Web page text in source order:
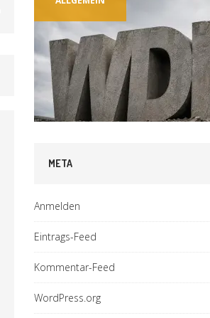
META
Anmelden
Eintrags-Feed
Kommentar-Feed
WordPress.org